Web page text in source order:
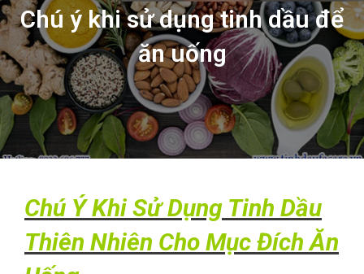
Chú ý khi sử dụng tinh dầu để
ăn uống
Chú Ý Khi Sử Dụng Tinh Dầu
Thiên Nhiên Cho Mục Đích Ăn